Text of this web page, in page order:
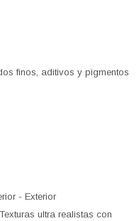
finos, aditivos y pigmentos
- Exterior
ultra realistas con